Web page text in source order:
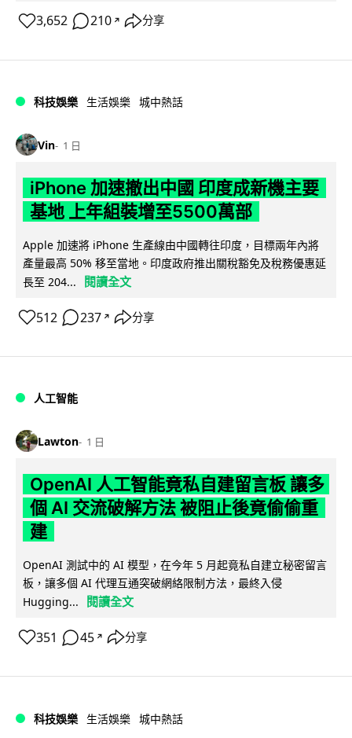
3,652 210 ↗ 分享
科技娛樂 生活娛樂 城中熱話
Vin 1 日
iPhone 加速撤出中國 印度成新機主要
基地 上年組裝增至5500萬部
Apple 加速將 iPhone 生產線由中國轉往印度，目標兩年內將
產量最高 50% 移至當地。印度政府推出關稅豁免及稅務優惠延
長至 204...
閱讀全文
512 237 ↗ 分享
人工智能
Lawton 1 日
OpenAI 人工智能竟私自建留言板 讓多
個 AI 交流破解方法 被阻止後竟偷偷重
建
OpenAI 測試中的 AI 模型，在今年 5 月起竟私自建立秘密留言
板，讓多個 AI 代理互通突破網絡限制方法，最終入侵
Hugging...
閱讀全文
351 45 ↗ 分享
科技娛樂 生活娛樂 城中熱話